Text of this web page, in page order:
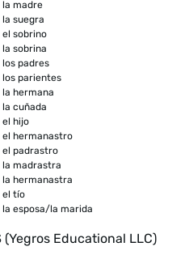
la madre
la suegra
el sobrino
la sobrina
los padres
los parientes
la hermana
la cuñada
el hijo
el hermanastro
el padrastro
la madrastra
la hermanastra
el tío
la esposa/la marida
(Yegros Educational LLC)